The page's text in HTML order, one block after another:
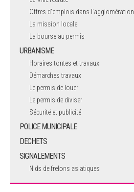
Offres d'emplois dans l'agglomération
La mission locale
La bourse au permis
URBANISME
Horaires tontes et travaux
Démarches travaux
Le permis de louer
Le permis de diviser
Sécurité et publicité
POLICE MUNICIPALE
DECHETS
SIGNALEMENTS
Nids de frelons asiatiques